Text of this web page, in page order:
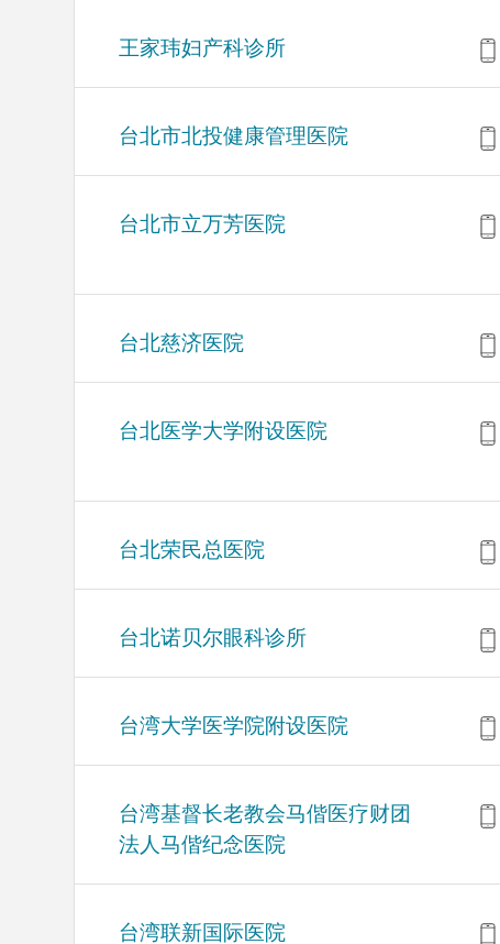
王家玮妇产科诊所
台北市北投健康管理医院
台北市立万芳医院
台北慈济医院
台北医学大学附设医院
台北荣民总医院
台北诺贝尔眼科诊所
台湾大学医学院附设医院
台湾基督长老教会马偕医疗财团
法人马偕纪念医院
台湾联新国际医院